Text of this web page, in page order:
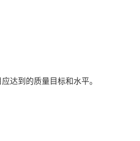
达到的质量目标和水平。